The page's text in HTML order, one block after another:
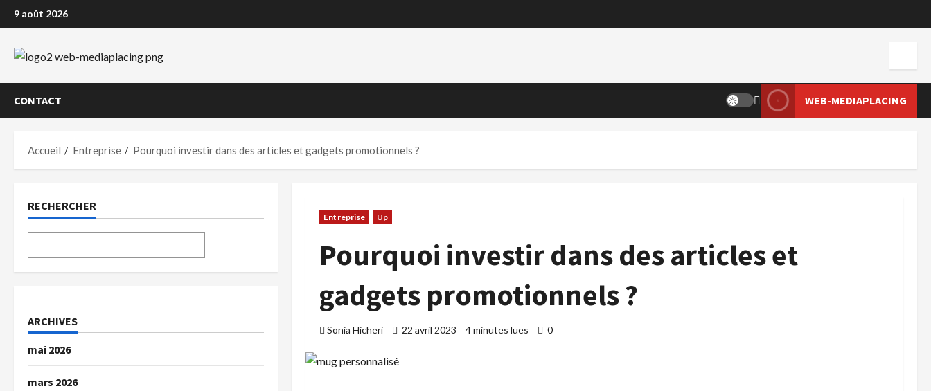
Aller
au
9 août 2026
CONTACT WEB-MEDIAPLACING
Accueil Entreprise Pourquoi investir dans des articles et gadgets promotionnels ?
Entreprise Up
Pourquoi investir dans des articles et
gadgets promotionnels ?
Sonia Hicheri 22 avril 2023 4 minutes lues 0
RECHERCHER
ARCHIVES
mai 2026
mars 2026